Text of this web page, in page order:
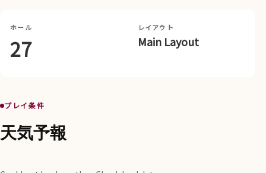
ホール
27
レイアウト
Main Layout
プレイ条件
天気予報